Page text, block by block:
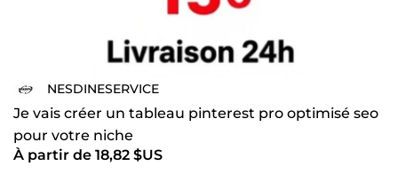
NESDINESERVICE
Je vais créer un tableau pinterest pro optimisé seo
pour votre niche
À partir de 18,82 $US